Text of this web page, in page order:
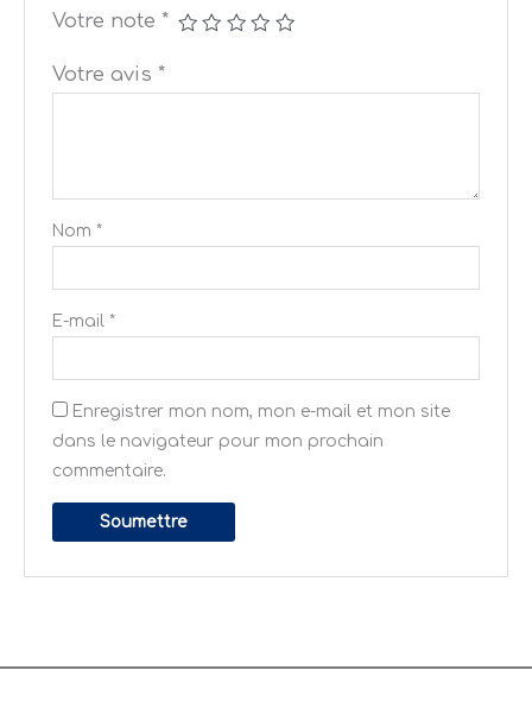
Votre note *
Votre avis *
Nom *
E-mail *
Enregistrer mon nom, mon e-mail et mon site
dans le navigateur pour mon prochain
commentaire.